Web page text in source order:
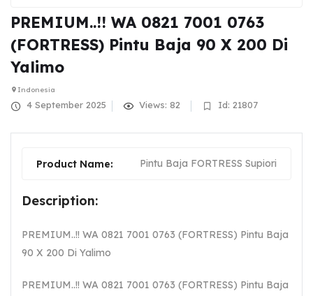
PREMIUM..!! WA 0821 7001 0763
(FORTRESS) Pintu Baja 90 X 200 Di
Yalimo
Indonesia
4 September 2025 Views: 82 Id: 21807
Product Name: Pintu Baja FORTRESS Supiori
Description:
PREMIUM..!! WA 0821 7001 0763 (FORTRESS) Pintu Baja
90 X 200 Di Yalimo
PREMIUM..!! WA 0821 7001 0763 (FORTRESS) Pintu Baja